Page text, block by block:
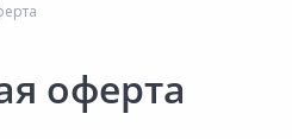
оферта